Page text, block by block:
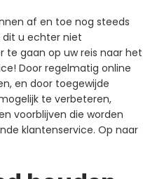
af ​​en toe nog steeds
dit u echter niet
gaan op uw reis naar het
Door regelmatig online
en door toegewijde
te verbeteren,
voorblijven die worden
klantenservice. Op naar